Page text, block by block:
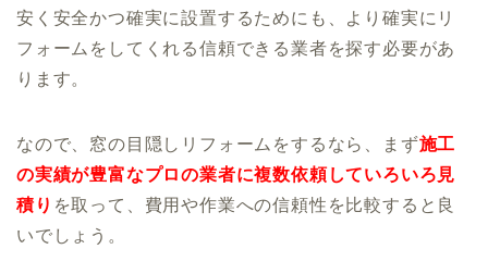
安く安全かつ確実に設置するためにも、より確実にリ
フォームをしてくれる信頼できる業者を探す必要があ
ります。
なので、窓の目隠しリフォームをするなら、まず施工
の実績が豊富なプロの業者に複数依頼していろいろ見
積り を取って、費用や作業への信頼性を比較すると良
いでしょう。